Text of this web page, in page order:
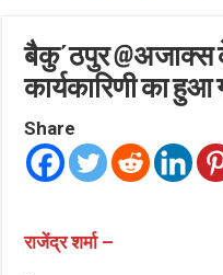
बैकु΄ठपुर @अजाक्स
कार्यकारिणी का
Share
राजेंद्र शर्मा –